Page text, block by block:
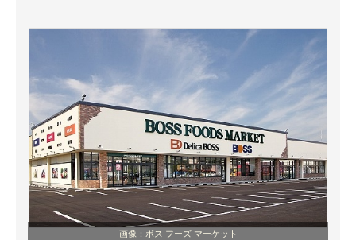
画像：ボス フーズ マーケット